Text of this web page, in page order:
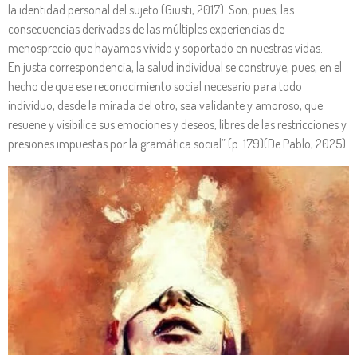
la identidad personal del sujeto (Giusti, 2017). Son, pues, las
consecuencias derivadas de las múltiples experiencias de
menosprecio que hayamos vivido y soportado en nuestras vidas.
En justa correspondencia, la salud individual se construye, pues, en el
hecho de que ese reconocimiento social necesario para todo
individuo, desde la mirada del otro, sea validante y amoroso, que
resuene y visibilice sus emociones y deseos, libres de las restricciones y
presiones impuestas por la gramática social” (p. 179)(De Pablo, 2025).